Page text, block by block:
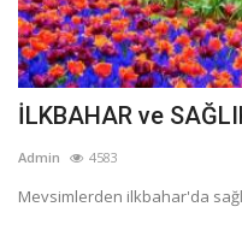
İLKBAHAR ve
Admin 4583
Mevsimlerden ilkbahar'da